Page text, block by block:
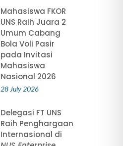
Mahasiswa FKOR
UNS Raih Juara 2
Umum Cabang
Bola Voli Pasir
pada Invitasi
Mahasiswa
Nasional 2026
28 July 2026
Delegasi FT UNS
Raih Penghargaan
Internasional di